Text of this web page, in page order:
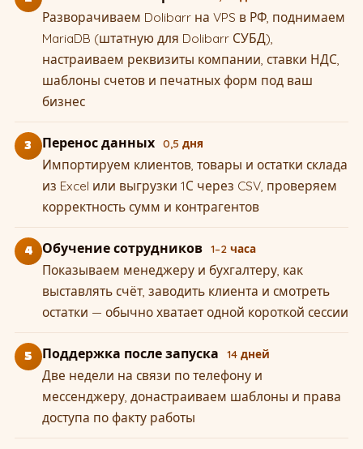
Разворачиваем Dolibarr на VPS в РФ, поднимаем
MariaDB (штатную для Dolibarr СУБД),
настраиваем реквизиты компании, ставки НДС,
шаблоны счетов и печатных форм под ваш
бизнес
3 Перенос данных 0,5 дня
Импортируем клиентов, товары и остатки склада
из Excel или выгрузки 1С через CSV, проверяем
корректность сумм и контрагентов
4 Обучение сотрудников 1–2 часа
Показываем менеджеру и бухгалтеру, как
выставлять счёт, заводить клиента и смотреть
остатки — обычно хватает одной короткой сессии
5 Поддержка после запуска 14 дней
Две недели на связи по телефону и
мессенджеру, донастраиваем шаблоны и права
доступа по факту работы